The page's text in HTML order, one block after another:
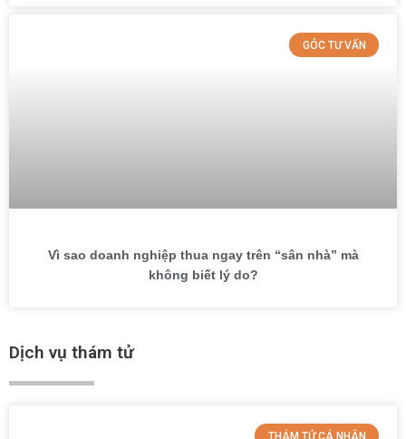
GÓC TƯ VẤN
Vì sao doanh nghiệp thua ngay trên “sân nhà” mà
không biết lý do?
Dịch vụ thám tử
THÁM TỬ CÁ NHÂN